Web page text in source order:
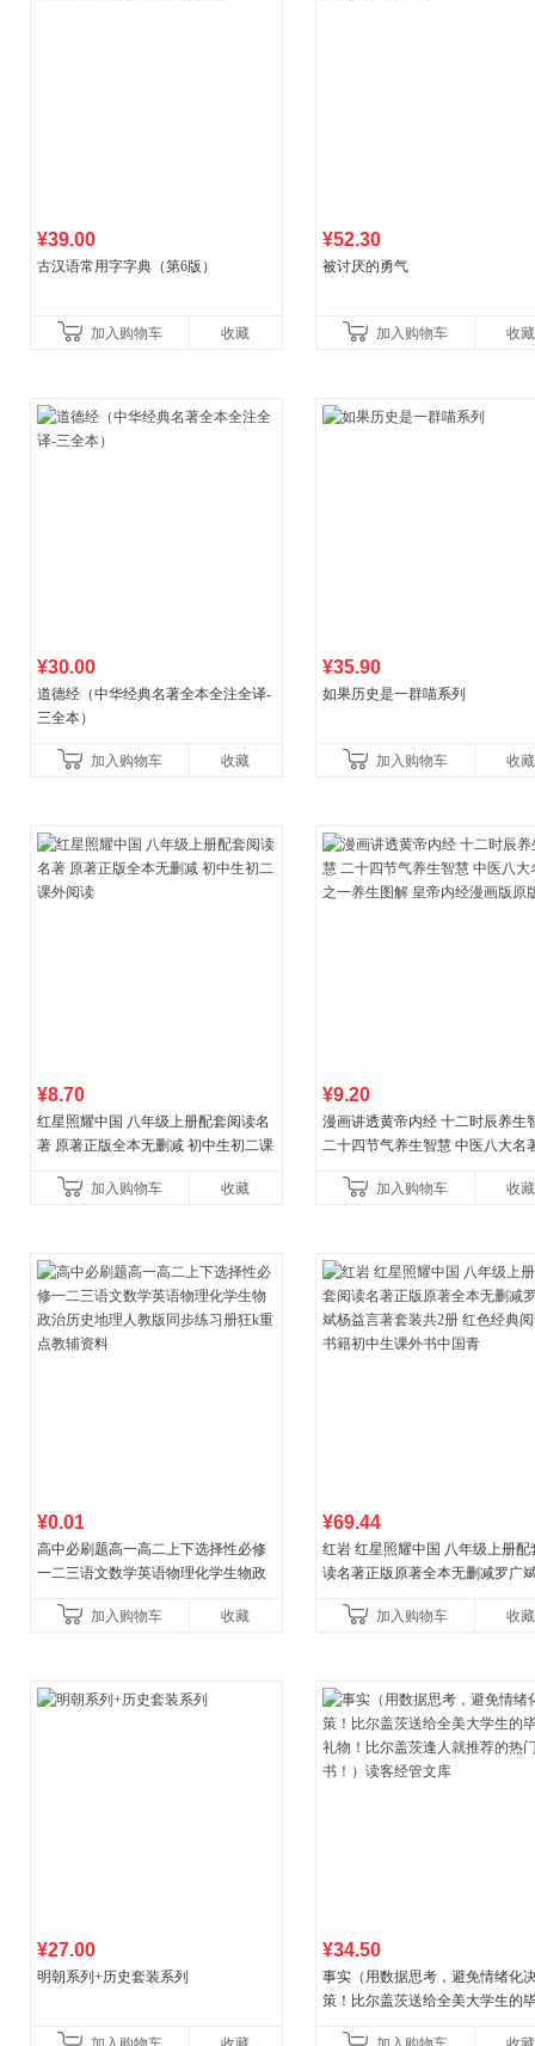
¥39.00
古汉语常用字字典（第6版）
加入购物车 收藏
¥52.30
被讨厌的勇气
加入购物车 收藏
¥30.00
道德经（中华经典名著全本全注全译-
三全本）
加入购物车 收藏
¥35.90
如果历史是一群喵系列
加入购物车 收藏
¥8.70
红星照耀中国 八年级上册配套阅读名
著 原著正版全本无删减 初中生初二课
加入购物车
收藏
¥9.20
漫画讲透黄帝内经 十二时辰养生
二十四节气养生智慧 中医八大名
加入购物车
收藏
¥0.01
高中必刷题高一高二上下选择性必修
一二三语文数学英语物理化学生物政
教辅资料加入购物车 收藏
¥69.44
红岩 红星照耀中国 八年级上册配
读名著正版原著全本无删减罗广
初中生课外书中国青
加入购物车 收藏
¥27.00
明朝系列+历史套装系列
¥34.50
事实（用数据思考，避免情绪化
策！比尔盖茨送给全美大学生的